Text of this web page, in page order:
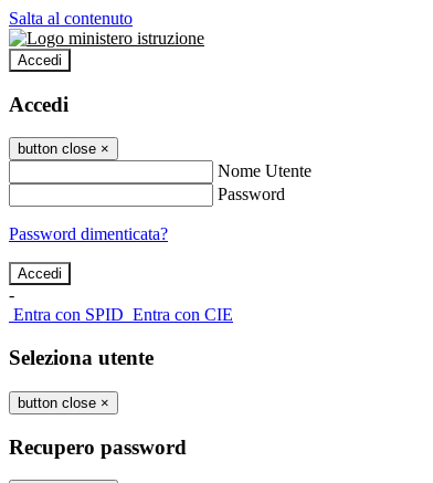
Salta al contenuto
Accedi
Accedi
button close ×
Nome Utente
Password
Password dimenticata?
-
Entra con SPID Entra con CIE
Seleziona utente
button close ×
Recupero password